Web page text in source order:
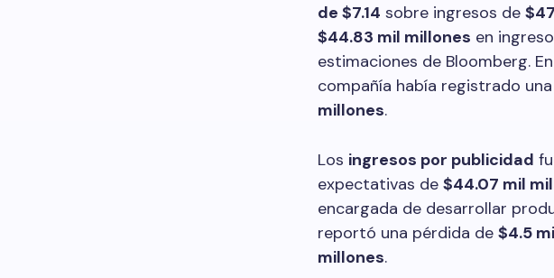
de $7.14 sobre ingresos de
$44.83 mil millones en
estimaciones de Bloomberg.
compañía había registrado una
millones.
Los ingresos por publicidad
expectativas de $44.07 mil
encargada de desarrollar
reportó una pérdida de $4.5
millones.